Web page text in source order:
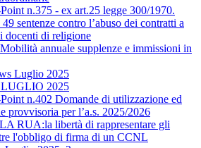
n.375 - ex art.25 legge 300/1970.
49 sentenze contro l’abuso dei contratti a
docenti di religione
annuale supplenze e immissioni in
Luglio 2025
2025
n.402 Domande di utilizzazione ed
provvisoria per l’a.s. 2025/2026
RUA:la libertà di rappresentare gli
l'obbligo di firma di un CCNL